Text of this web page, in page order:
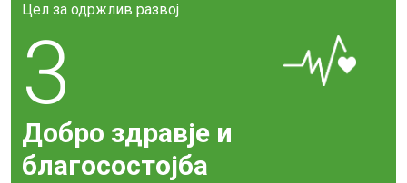
Цел за одржлив развој
3
Добро здравје и
благосостојба